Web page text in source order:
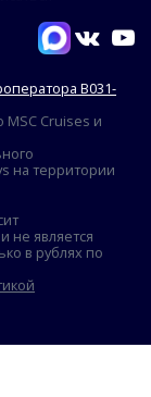
В031-
Cruises и
на территории
не является
в рублях по